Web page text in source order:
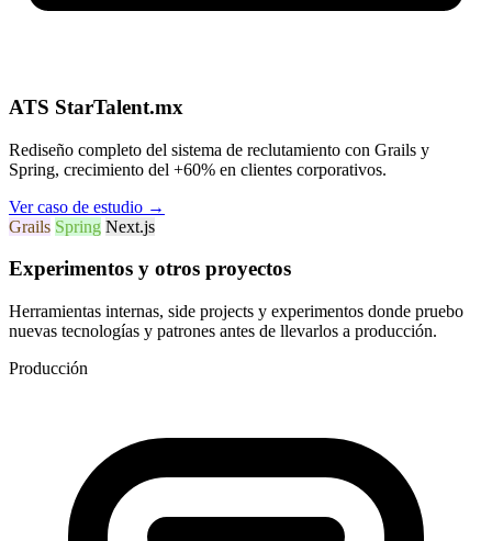
ATS StarTalent.mx
Rediseño completo del sistema de reclutamiento con Grails y
Spring, crecimiento del +60% en clientes corporativos.
Ver caso de estudio →
Grails Spring Next.js
Experimentos y otros proyectos
Herramientas internas, side projects y experimentos donde pruebo
nuevas tecnologías y patrones antes de llevarlos a producción.
Producción